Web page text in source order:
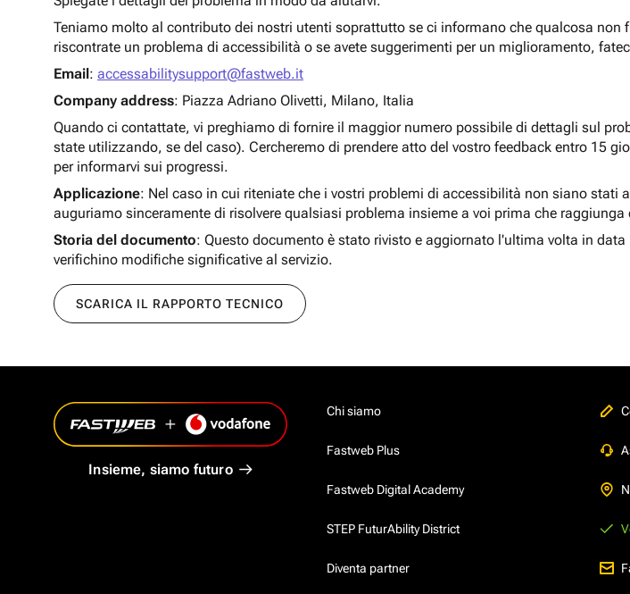
Teniamo molto al contributo dei nostri utenti soprattutto se ci informano che qualcosa non
riscontrate un problema di accessibilità o se avete suggerimenti per un miglioramento,
Email: accessabilitysupport@fastweb.it
Company address: Piazza Adriano Olivetti, Milano, Italia
Quando ci contattate, vi preghiamo di fornire il maggior numero possibile di dettagli sul
state utilizzando, se del caso). Cercheremo di prendere atto del vostro feedback entro 15
per informarvi sui progressi.
Applicazione: Nel caso in cui riteniate che i vostri problemi di accessibilità non siano
auguriamo sinceramente di risolvere qualsiasi problema insieme a voi prima che raggiunga
Storia del documento: Questo documento è stato rivisto e aggiornato l'ultima volta in data
verifichino modifiche significative al servizio.
SCARICA IL RAPPORTO TECNICO
Insieme, siamo futuro
Chi siamo
Fastweb Plus
Fastweb Digital Academy
STEP FuturAbility District
Diventa partner